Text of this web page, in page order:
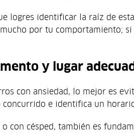
logres identificar la raíz de
por tu comportamiento;
y lugar
con ansiedad, lo mejor es
e identifica un
o con césped, también es